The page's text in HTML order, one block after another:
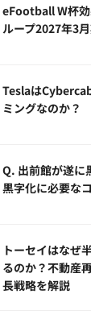
eFootball W杯
ループ2027年3
Teslaは
ミングなのか？
Q. 出前館が遂に
黒字化に必要な
トーセイはなぜ
るのか？不動産
長戦略を解説